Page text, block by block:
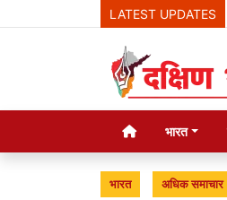
LATEST UPDATES
भारत
भारत अधिक समाचार